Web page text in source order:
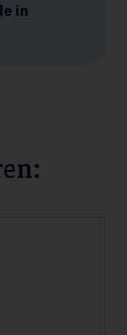
in